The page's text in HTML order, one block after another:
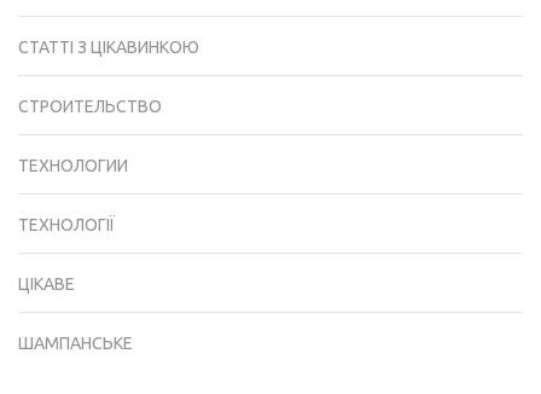
СТАТТІ З ЦІКАВИНКОЮ
СТРОИТЕЛЬСТВО
ТЕХНОЛОГИИ
ТЕХНОЛОГІЇ
ЦІКАВЕ
ШАМПАНСЬКЕ